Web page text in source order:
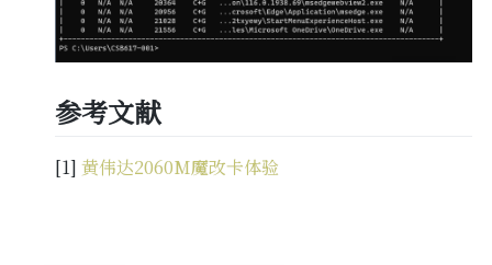
参考文献
[1] 黄伟达2060M魔改卡体验